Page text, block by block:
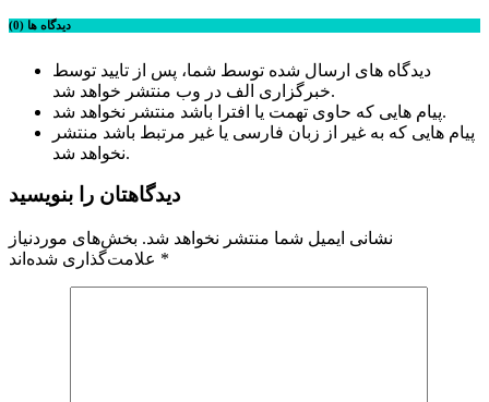
دیدگاه ها (0)
دیدگاه های ارسال شده توسط شما، پس از تایید توسط
خبرگزاری الف در وب منتشر خواهد شد.
پیام هایی که حاوی تهمت یا افترا باشد منتشر نخواهد شد.
پیام هایی که به غیر از زبان فارسی یا غیر مرتبط باشد منتشر
نخواهد شد.
دیدگاهتان را بنویسید
نشانی ایمیل شما منتشر نخواهد شد. بخش‌های موردنیاز
*